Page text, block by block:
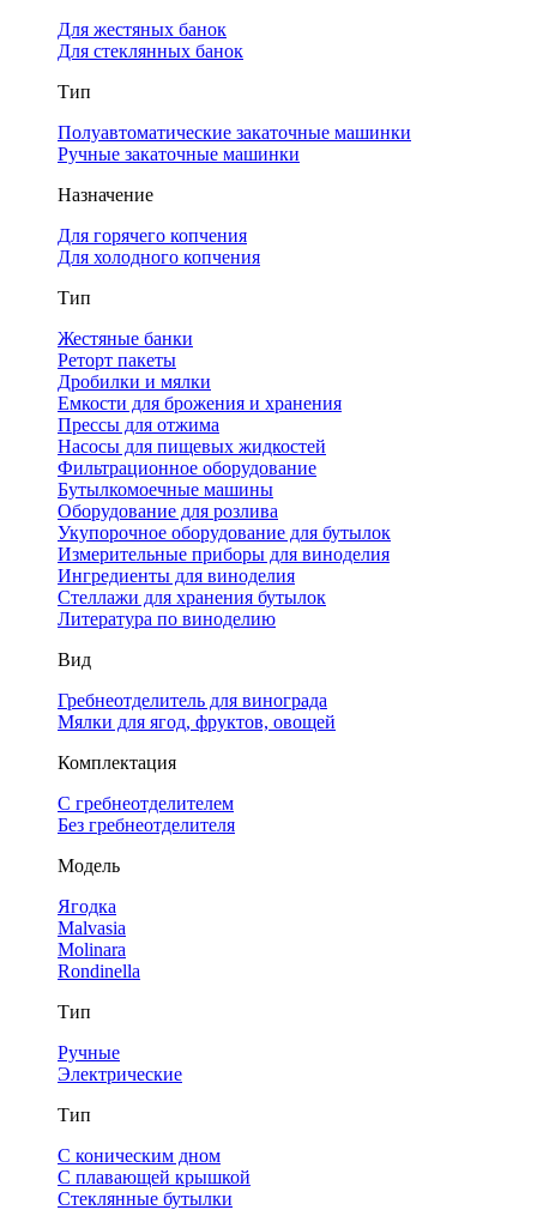
Для жестяных банок
Для стеклянных банок
Тип
Полуавтоматические закаточные машинки
Ручные закаточные машинки
Назначение
Для горячего копчения
Для холодного копчения
Тип
Жестяные банки
Реторт пакеты
Дробилки и мялки
Емкости для брожения и хранения
Прессы для отжима
Насосы для пищевых жидкостей
Фильтрационное оборудование
Бутылкомоечные машины
Оборудование для розлива
Укупорочное оборудование для бутылок
Измерительные приборы для виноделия
Ингредиенты для виноделия
Стеллажи для хранения бутылок
Литература по виноделию
Вид
Гребнеотделитель для винограда
Мялки для ягод, фруктов, овощей
Комплектация
С гребнеотделителем
Без гребнеотделителя
Модель
Ягодка
Malvasia
Molinara
Rondinella
Тип
Ручные
Электрические
Тип
С коническим дном
С плавающей крышкой
Стеклянные бутылки